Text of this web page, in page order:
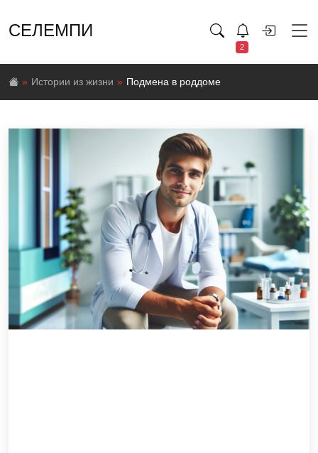
СЕЛЕМПИ
2
Истории из жизни Подмена в роддоме